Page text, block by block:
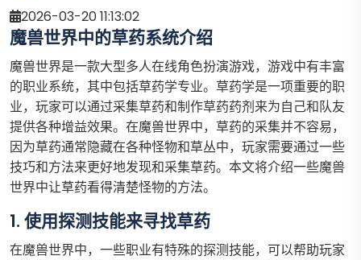
2026-03-20 11:13:02
魔兽世界中的草药系统介绍
魔兽世界是一款大型多人在线角色扮演游戏，游戏中有丰富
的职业系统，其中包括草药学专业。草药学是一项重要的职
业，玩家可以通过采集草药和制作草药药剂来为自己和队友
提供各种增益效果。在魔兽世界中，草药的采集并不容易，
因为草药通常隐藏在各种怪物和草丛中，玩家需要通过一些
技巧和方法来更好地发现和采集草药。本文将介绍一些魔兽
世界中让草药看得清楚怪物的方法。
1. 使用探测技能来寻找草药
在魔兽世界中，一些职业有特殊的探测技能，可以帮助玩家